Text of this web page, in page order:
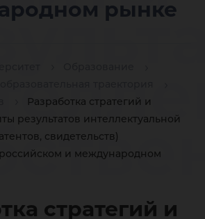
рынке
Разработка стратегий и
результатов интеллектуальной
свидетельств)
и международном
стратегий и